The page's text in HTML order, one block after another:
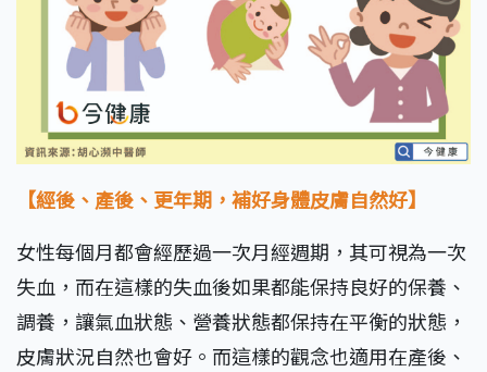
【經後、產後、更年期，補好身體皮膚自然好】
女性每個月都會經歷過一次月經週期，其可視為一次
失血，而在這樣的失血後如果都能保持良好的保養、
調養，讓氣血狀態、營養狀態都保持在平衡的狀態，
皮膚狀況自然也會好。而這樣的觀念也適用在產後、